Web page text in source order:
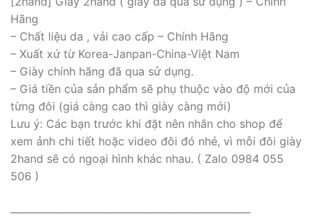
Hãng
– Chất liệu da , vải cao cấp – Chính Hãng
– Xuất xứ từ Korea-Janpan-China-Việt Nam
– Giày chính hãng đã qua sử dụng.
– Giá tiền của sản phẩm sẽ phụ thuộc vào độ mới của
từng đôi (giá càng cao thì giày càng mới)
Lưu ý: Các bạn trước khi đặt nên nhắn cho shop để
xem ảnh chi tiết hoặc video đôi đó nhé, vì mỗi đôi giày
2hand sẽ có ngoại hình khác nhau. ( Zalo 0984 055
506 )